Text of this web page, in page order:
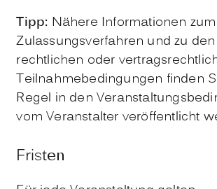
Tipp: Nähere Informationen zum
Zulassungsverfahren und zu
rechtlichen oder
Teilnahmebedingungen finden
Regel in den
vom Veranstalter veröffentlicht
Fristen